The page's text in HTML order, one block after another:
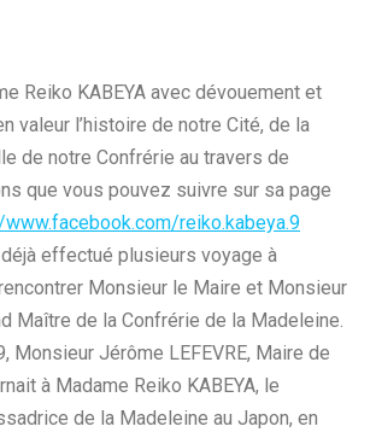
Reiko KABEYA avec dévouement et
valeur l’histoire de notre Cité, de la
de notre Confrérie au travers de
que vous pouvez suivre sur sa page
reiko.kabeya.9
déjà effectué plusieurs voyage à
Monsieur le Maire et Monsieur
Maître de la Confrérie de la Madeleine.
Monsieur Jérôme LEFEVRE, Maire de
à Madame Reiko KABEYA, le
de la Madeleine au Japon, en